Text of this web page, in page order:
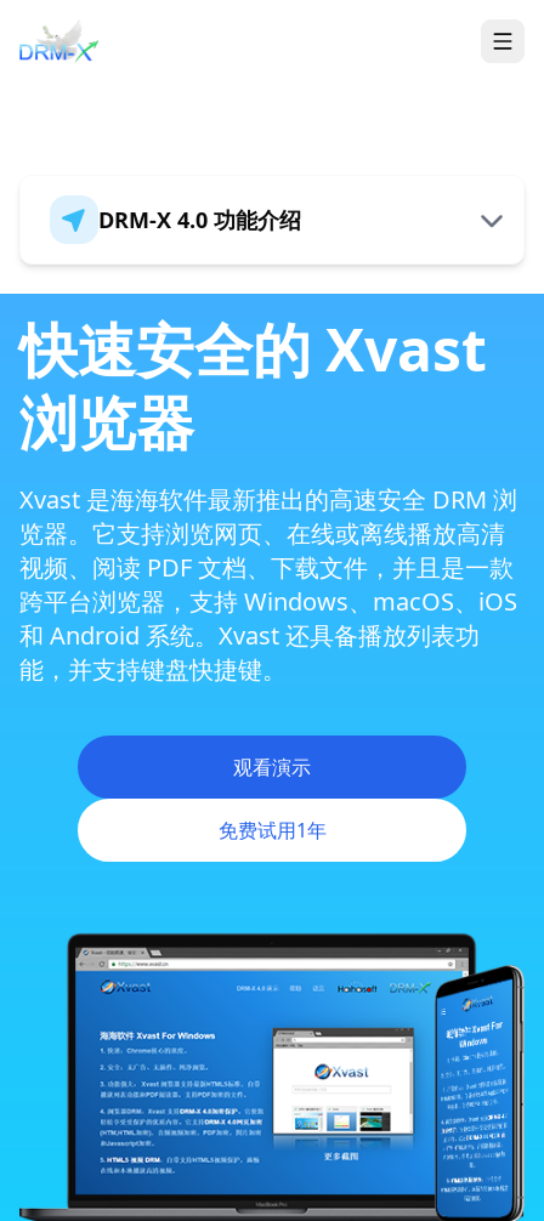
首页
DRM-X 4.0 功能介绍
概述
全新的安全架构
支持加密HTML5 音视频和PDF
Zoom 会议 DRM 保护
动态网站DRM保护
Android DRM
iOS/iPhone DRM
强大的在线控制面板
各种商业模式
快速安全的 Xvast
浏览器
Xvast 是海海软件最新推出的高速安全 DRM 浏
览器。它支持浏览网页、在线或离线播放高清
视频、阅读 PDF 文档、下载文件，并且是一款
跨平台浏览器，支持 Windows、macOS、iOS
和 Android 系统。Xvast 还具备播放列表功
能，并支持键盘快捷键。
观看演示
免费试用1年